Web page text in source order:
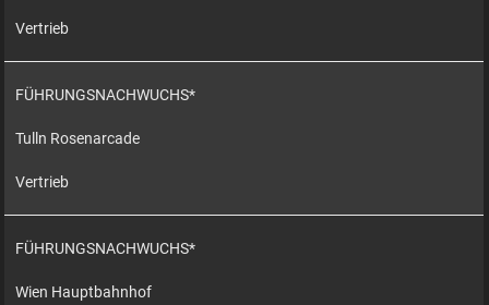
Vertrieb
FÜHRUNGSNACHWUCHS*
Tulln Rosenarcade
Vertrieb
FÜHRUNGSNACHWUCHS*
Wien Hauptbahnhof